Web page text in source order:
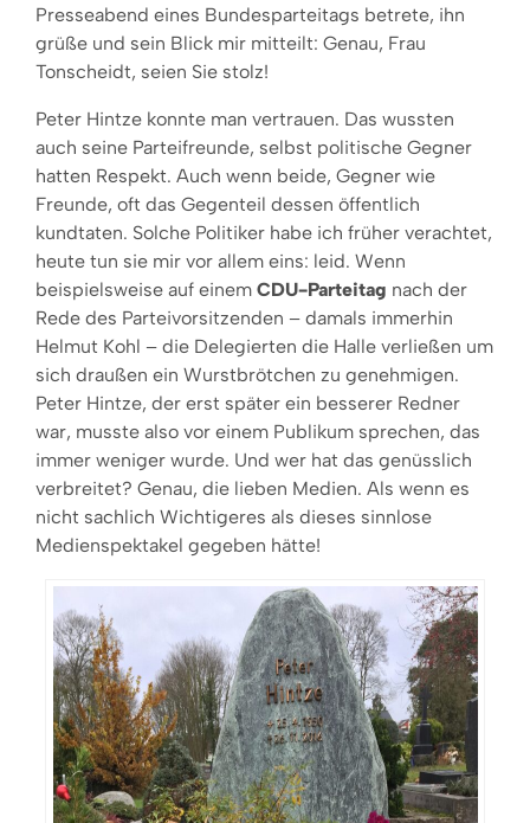
Presseabend eines Bundesparteitags betrete, ihn
grüße und sein Blick mir mitteilt: Genau, Frau
Tonscheidt, seien Sie stolz!
Peter Hintze konnte man vertrauen. Das wussten
auch seine Parteifreunde, selbst politische Gegner
hatten Respekt. Auch wenn beide, Gegner wie
Freunde, oft das Gegenteil dessen öffentlich
kundtaten. Solche Politiker habe ich früher verachtet,
heute tun sie mir vor allem eins: leid. Wenn
beispielsweise auf einem CDU-Parteitag nach der
Rede des Parteivorsitzenden – damals immerhin
Helmut Kohl – die Delegierten die Halle verließen um
sich draußen ein Wurstbrötchen zu genehmigen.
Peter Hintze, der erst später ein besserer Redner
war, musste also vor einem Publikum sprechen, das
immer weniger wurde. Und wer hat das genüsslich
verbreitet? Genau, die lieben Medien. Als wenn es
nicht sachlich Wichtigeres als dieses sinnlose
Medienspektakel gegeben hätte!